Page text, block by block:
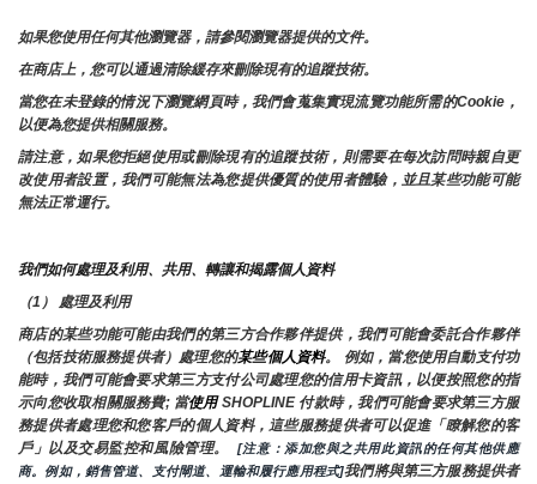
如果您使用任何其他瀏覽器，請參閱瀏覽器提供的文件。
在商店上，您可以通過清除緩存來刪除現有的追蹤技術。
當您在未登錄的情況下瀏覽網頁時，我們會蒐集實現流覽功能所需的Cookie，
以便為您提供相關服務。
請注意，如果您拒絕使用或刪除現有的追蹤技術，則需要在每次訪問時親自更
改使用者設置，我們可能無法為您提供優質的使用者體驗，並且某些功能可能
無法正常運行。
我們如何處理及利用、共用、轉讓和揭露個人資料
（1） 處理及利用
商店的某些功能可能由我們的第三方合作夥伴提供，我們可能會委託合作夥伴
（包括技術服務提供者）處理您的某些個人資料。 例如，當您使用自動支付功
能時，我們可能會要求第三方支付公司處理您的信用卡資訊，以便按照您的指
示向您收取相關服務費; 當使用 SHOPLINE 付款時，我們可能會要求第三方服
務提供者處理您和您客戶的個人資料，這些服務提供者可以促進「瞭解您的客
戶」以及交易監控和風險管理。
[注意：添加您與之共用此資訊的任何其他供應
商。例如，銷售管道、支付閘道、運輸和履行應用程式]我們將與第三方服務提供者